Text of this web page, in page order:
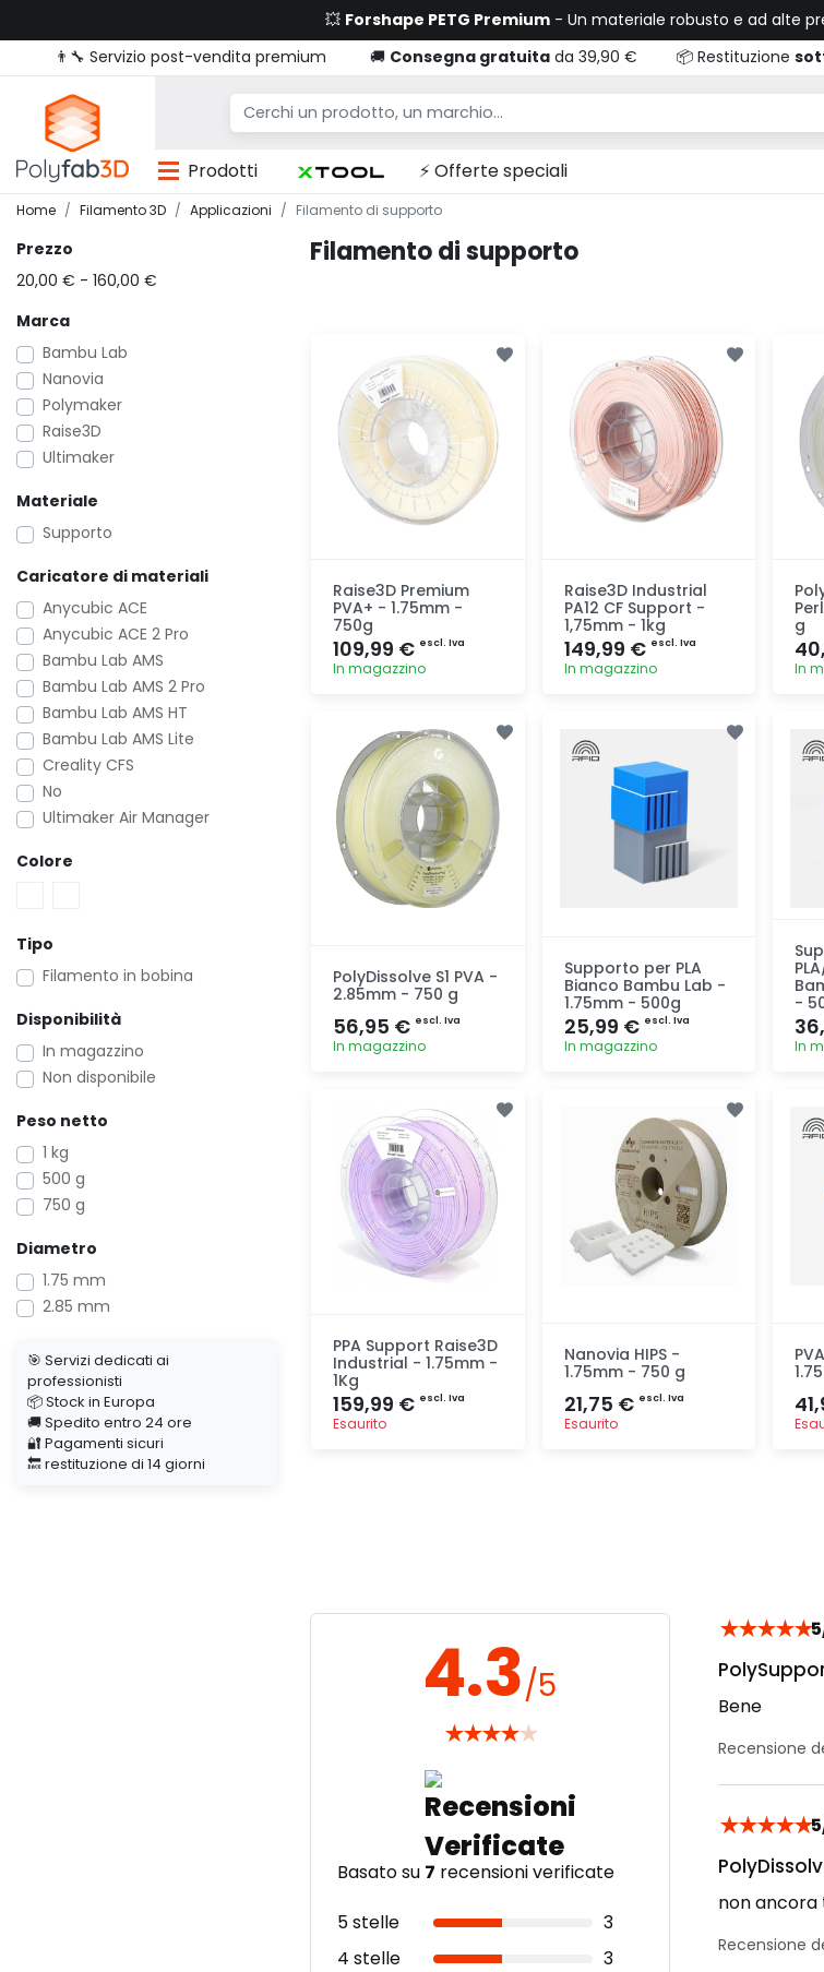
💥 Forshape PETG Premium - Un materiale robusto e ad alte
👨‍🔧 Servizio post-vendita premium
🚚 Consegna gratuitada 39,90 € 📦 Restituzione
Prodotti ⚡ Offerte speciali
Home Filamento 3D Applicazioni Filamento di supporto
Prezzo
20,00 € - 160,00 €
Marca
Bambu Lab
Nanovia
Polymaker
Raise3D
Ultimaker
Materiale
Supporto
Caricatore di materiali
Anycubic ACE
Anycubic ACE 2 Pro
Bambu Lab AMS
Bambu Lab AMS 2 Pro
Bambu Lab AMS HT
Bambu Lab AMS Lite
Creality CFS
No
Ultimaker Air Manager
Colore
Tipo
Filamento in bobina
Disponibilità
In magazzino
Non disponibile
Peso netto
1 kg
500 g
750 g
Diametro
1.75 mm
2.85 mm
🎯 Servizi dedicati ai
professionisti
📦 Stock in Europa
🚚 Spedito entro 24 ore
🔐 Pagamenti sicuri
🔙 restituzione di 14 giorni
Filamento di supporto
Raise3D Premium
PVA+ - 1.75mm -
750g
109,99 € escl. Iva
In magazzino
Raise3D Industrial
PA12 CF Support -
1,75mm - 1kg
149,99 € escl. Iva
In magazzino
g
In
PolyDissolve S1 PVA -
2.85mm - 750 g
56,95 € escl. Iva
In magazzino
Supporto per PLA
Bianco Bambu Lab -
1.75mm - 500g
25,99 € escl. Iva
In magazzino
-
In
PPA Support Raise3D
Industrial - 1.75mm -
1Kg
159,99 € escl. Iva
Esaurito
Nanovia HIPS -
1.75mm - 750 g
21,75 € escl. Iva
Esaurito
4.3/5
★★★★★
Basato su 7 recensioni verificate
5 stelle
3
4 stelle
3
★★★★★
Bene
Recensione
★★★★★
non
Recensione